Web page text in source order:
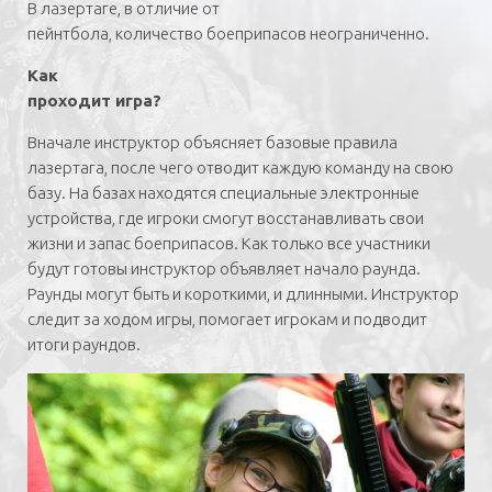
Футуристичное. Настоящие бластеры!Облик
таких ружей абсолютно фантастический. Обычно
такое оружие применяют, если заказывают лазертаг
сражения с бластерами.
Для лазерных боев оружие оснащают ИК-
излучателем, сенсорами, светодиодом (имитация
вспышки при выстреле), кнопками спуска/
перезаряда. Беспроводное оружие дополняется
блоком управления.
Стоит подготовиться и одеть подходящую для
передвижения по земле и грязи обувь, можете взять
может оснастить желающих комплектами камуляжа.
Не играют в лазертаг:
• в босоножках;
• в сандалиях;
В лазертаге, в отличие от
пейнтбола, количество боеприпасов неограниченно.
Как
проходит игра?
Вначале инструктор объясняет базовые правила
лазертага, после чего отводит каждую команду на свою
базу. На базах находятся специальные электронные
устройства, где игроки смогут восстанавливать свои
жизни и запас боеприпасов. Как только все участники
будут готовы инструктор объявляет начало раунда.
Раунды могут быть и короткими, и длинными. Инструктор
следит за ходом игры, помогает игрокам и подводит
итоги раундов.